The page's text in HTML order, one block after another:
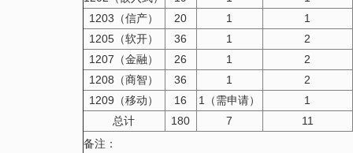
1203（信产）
20 1
1
1205（软开）
36 1
2
1207（金融）
26 1
2
1208（商智）
36 1
2
1209（移动）
16 1（需申请）
1
总计
180 7
11
备注：